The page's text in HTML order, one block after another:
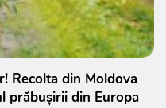
Recolta din Moldova
prăbușirii din Europa